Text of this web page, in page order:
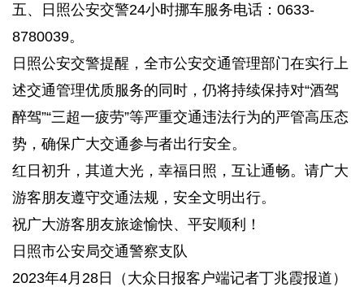
五、日照公安交警24小时挪车服务电话：0633-
8780039。
日照公安交警提醒，全市公安交通管理部门在实行上
述交通管理优质服务的同时，仍将持续保持对“酒驾
醉驾”“三超一疲劳”等严重交通违法行为的严管高压态
势，确保广大交通参与者出行安全。
红日初升，其道大光，幸福日照，互让通畅。请广大
游客朋友遵守交通法规，安全文明出行。
祝广大游客朋友旅途愉快、平安顺利！
日照市公安局交通警察支队
2023年4月28日（大众日报客户端记者丁兆霞报道）